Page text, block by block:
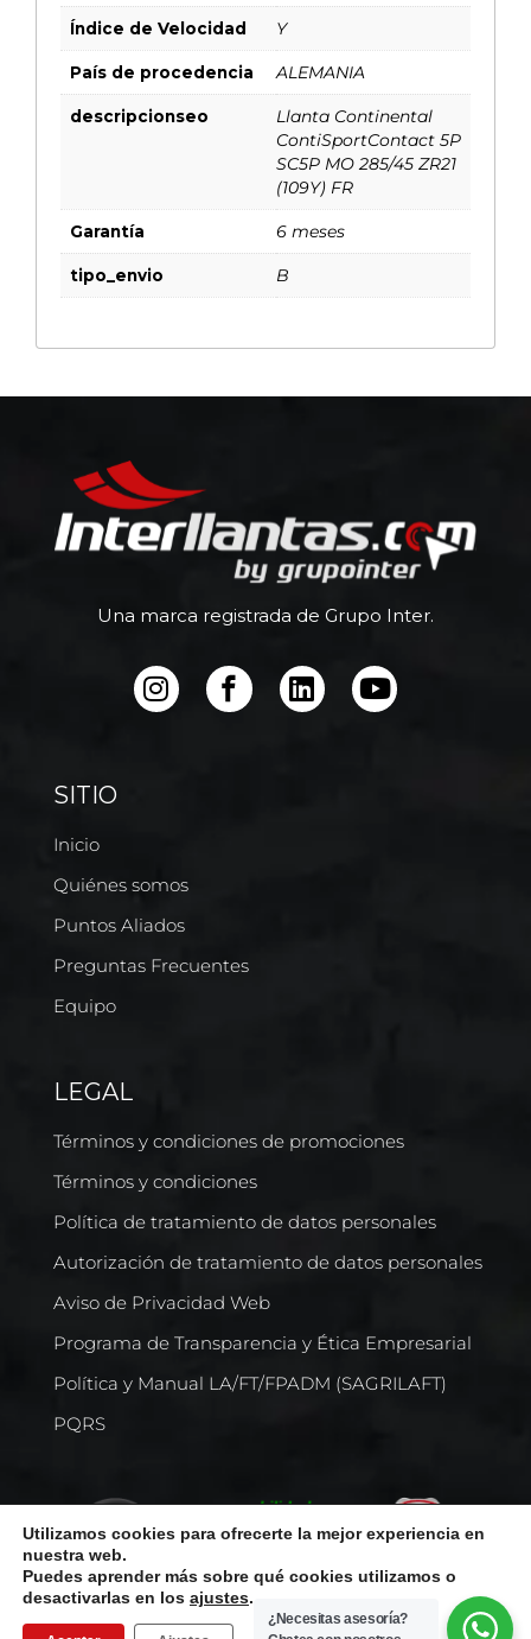
Índice de Velocidad Y
País de procedencia ALEMANIA
descripcionseo
Llanta Continental
ContiSportContact 5P
SC5P MO 285/45 ZR21
(109Y) FR
Garantía 6 meses
tipo_envio B
Una marca registrada de Grupo Inter.
SITIO
Inicio
Quiénes somos
Puntos Aliados
Preguntas Frecuentes
Equipo
LEGAL
Términos y condiciones de promociones
Términos y condiciones
Política de tratamiento de datos personales
Autorización de tratamiento de datos personales
Aviso de Privacidad Web
Programa de Transparencia y Ética Empresarial
Política y Manual LA/FT/FPADM (SAGRILAFT)
PQRS
Utilizamos cookies para ofrecerte la mejor experiencia en
nuestra web.
Puedes aprender más sobre qué cookies utilizamos o
desactivarlas en los ajustes.
¿Necesitas asesoría?